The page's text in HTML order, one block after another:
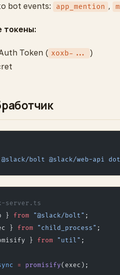
bot events: app_mention ,
токены:
Token ( xoxb-...
)
@slack/bolt @slack/web-api
server.ts
} from "@slack/bolt" ;
} from "child_process" ;
} from "util" ;
= promisify(exec);